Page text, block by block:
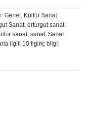
Genel Kültür Sanat
Sanat erturgut sanat
sanat sanat Sanat
ilgili 10 ilginç bilgi